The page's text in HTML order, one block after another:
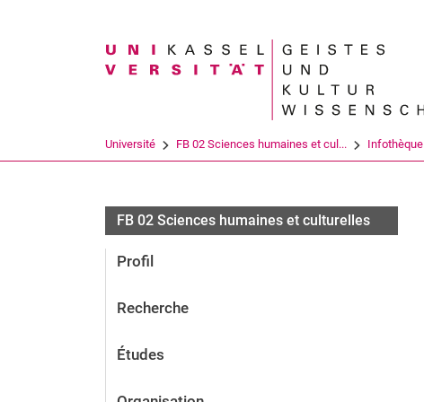
Search term
Université FB 02 Sciences humaines et cul... Infothèque
FB 02 Sciences humaines et culturelles
Profil
Recherche
Études